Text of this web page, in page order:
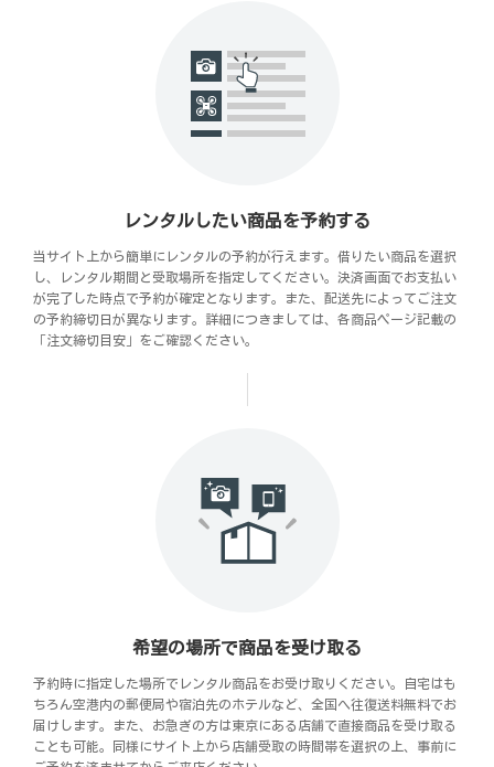
レンタルしたい商品を予約する
当サイト上から簡単にレンタルの予約が行えます。借りたい商品を選択
し、レンタル期間と受取場所を指定してください。決済画面でお支払い
が完了した時点で予約が確定となります。また、配送先によってご注文
の予約締切日が異なります。詳細につきましては、各商品ページ記載の
「注文締切目安」をご確認ください。
希望の場所で商品を受け取る
予約時に指定した場所でレンタル商品をお受け取りください。自宅はも
ちろん空港内の郵便局や宿泊先のホテルなど、全国へ往復送料無料でお
届けします。また、お急ぎの方は東京にある店舗で直接商品を受け取る
ことも可能。同様にサイト上から店舗受取の時間帯を選択の上、事前に